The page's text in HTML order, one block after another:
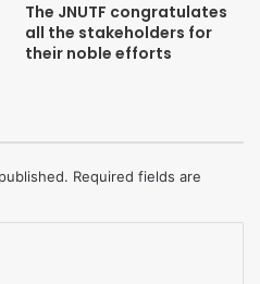
The JNUTF congratulates
all the stakeholders for
their noble efforts
Required fields are